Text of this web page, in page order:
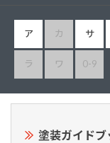
ア カ サ
ラ ワ 0-9
塗装ガイドブ